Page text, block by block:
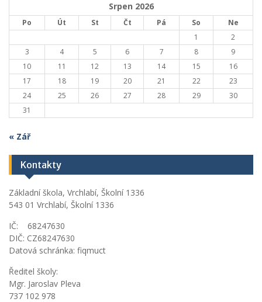
Srpen 2026
Po Út St Čt Pá So
Ne
1
2
3
4 5 6 7 8
9
10
11 12 13 14 15
16
17
18 19 20 21 22
23
24
25 26 27 28 29
30
31
« Zář
Kontakty
Základní škola, Vrchlabí, Školní 1336
543 01 Vrchlabí, Školní 1336
IČ: 68247630
DIČ: CZ68247630
Datová schránka: fiqmuct
Ředitel školy:
Mgr. Jaroslav Pleva
737 102 978